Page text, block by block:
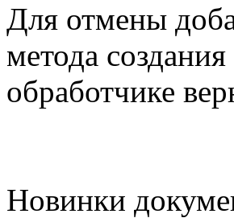
Для отмены
метода
обработчике
Новинки